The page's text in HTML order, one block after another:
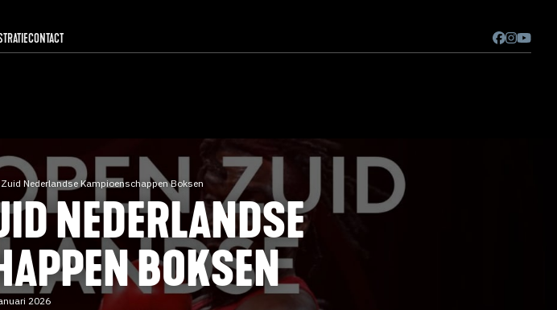
CONTACT
Nederlandse Kampioenschappen Boksen
NEDERLANDSE
BOKSEN
2026